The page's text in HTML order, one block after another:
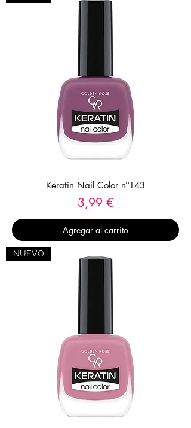
Keratin Nail Color nº143
Precio
3,99 €
Agregar al carrito
NUEVO